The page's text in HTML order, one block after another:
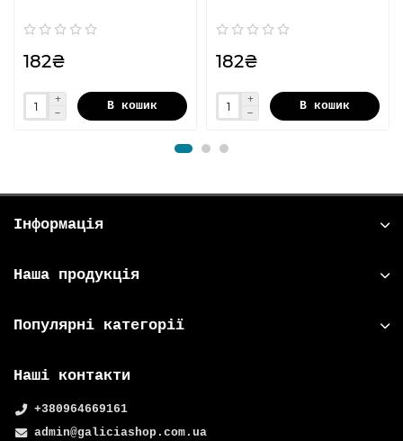
182₴
В кошик
182₴
В кошик
Інформація
Наша продукція
Популярні категорії
Наші контакти
+380964669161
admin@galiciashop.com.ua